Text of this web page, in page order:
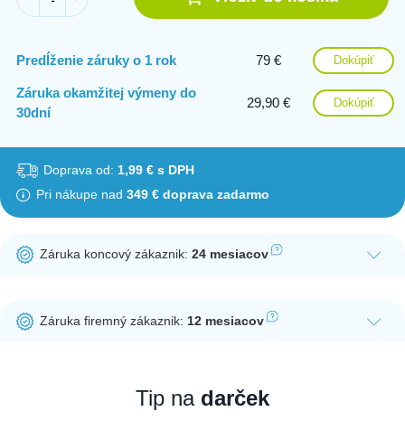
Predĺženie záruky o 1 rok 79 € Dokúpiť
Záruka okamžitej výmeny do
30dní
29,90 € Dokúpiť
Doprava od:1,99 € s DPH
Pri nákupe nad 349 € doprava zadarmo
Záruka koncový zákaznik:24 mesiacov
potrebná registrácia zákazníckeho účtu.
Záruka firemný zákaznik: 12 mesiacov
nakupovať ako firemný zákazník, musíte sa pred nákupom
registrovať. Registrácia podlieha overeniu.
Tip nadarček